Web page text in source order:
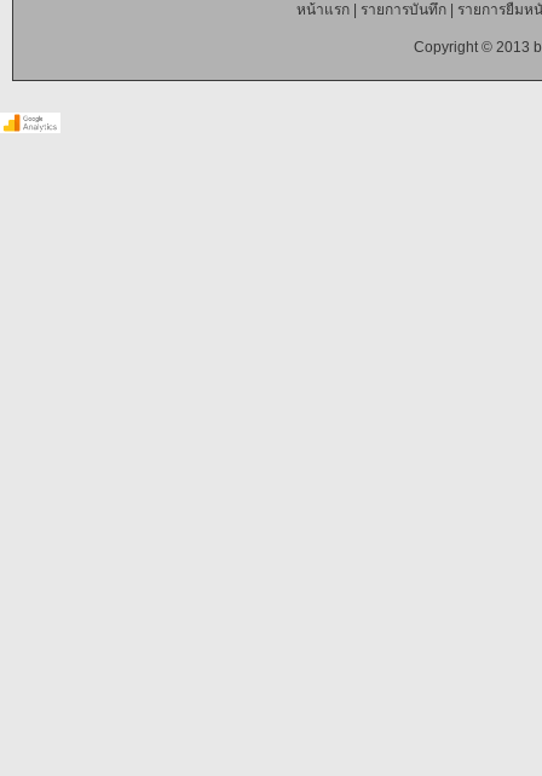
หน้าแรก| รายการบันทึก| รายการยืมห
Copyright © 2013